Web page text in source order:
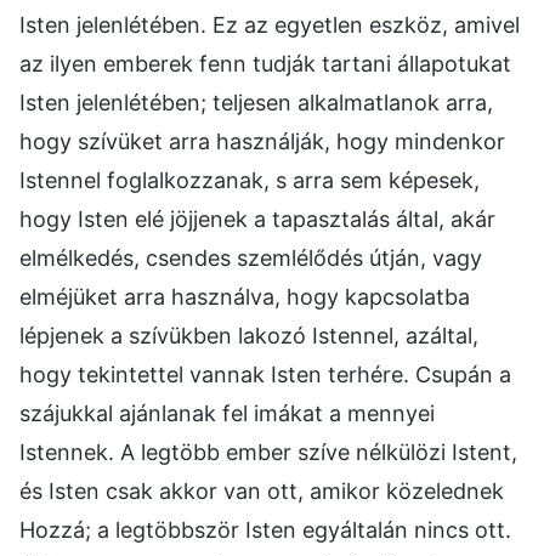
Isten jelenlétében. Ez az egyetlen eszköz, amivel
az ilyen emberek fenn tudják tartani állapotukat
Isten jelenlétében; teljesen alkalmatlanok arra,
hogy szívüket arra használják, hogy mindenkor
Istennel foglalkozzanak, s arra sem képesek,
hogy Isten elé jöjjenek a tapasztalás által, akár
elmélkedés, csendes szemlélődés útján, vagy
elméjüket arra használva, hogy kapcsolatba
lépjenek a szívükben lakozó Istennel, azáltal,
hogy tekintettel vannak Isten terhére. Csupán a
szájukkal ajánlanak fel imákat a mennyei
Istennek. A legtöbb ember szíve nélkülözi Istent,
és Isten csak akkor van ott, amikor közelednek
Hozzá; a legtöbbször Isten egyáltalán nincs ott.